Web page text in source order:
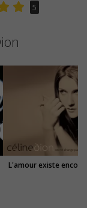
5
L'amour existe encore